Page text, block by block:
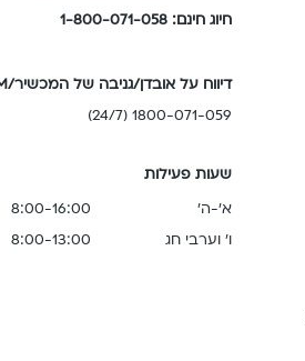
חיוג חינם: 1-800-071-058
דיווח על אובדן/גניבה של המכשיר/SIM
1800-071-059 (24/7)
שעות פעילות
א'-ה'
8:00-16:00
ו' וערבי חג
8:00-13:00